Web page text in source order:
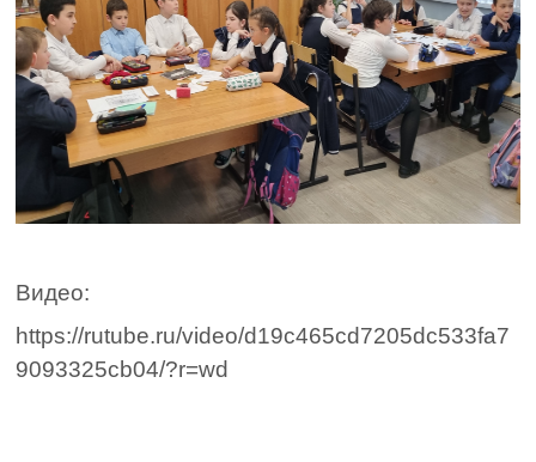
Видео:
https://rutube.ru/video/d19c465cd7205dc533fa7
9093325cb04/?r=wd